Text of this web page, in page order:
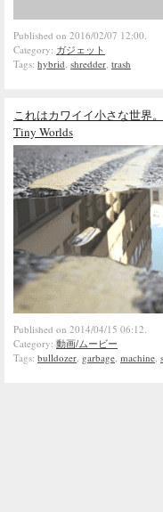
Published on 2016/02/07 12:00.
Category: ガジェット
Tags: hybrid, shredder, trash
これはカワイイ小さな世界
Tiny Worlds
Published on 2014/04/15 06:12.
Category: 動画/ムービー
Tags: bulldozer garbage machine